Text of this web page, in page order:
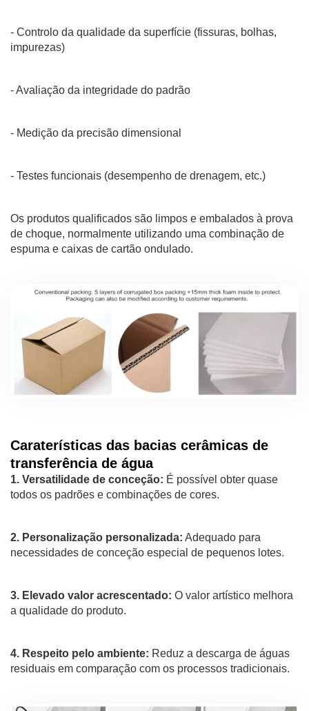
- Controlo da qualidade da superfície (fissuras, bolhas,
impurezas)
- Avaliação da integridade do padrão
- Medição da precisão dimensional
- Testes funcionais (desempenho de drenagem, etc.)
Os produtos qualificados são limpos e embalados à prova
de choque, normalmente utilizando uma combinação de
espuma e caixas de cartão ondulado.
Caraterísticas das bacias cerâmicas de
transferência de água
1. Versatilidade de conceção: É possível obter quase
todos os padrões e combinações de cores.
2. Personalização personalizada: Adequado para
necessidades de conceção especial de pequenos lotes.
3. Elevado valor acrescentado: O valor artístico melhora
a qualidade do produto.
4. Respeito pelo ambiente: Reduz a descarga de águas
residuais em comparação com os processos tradicionais.